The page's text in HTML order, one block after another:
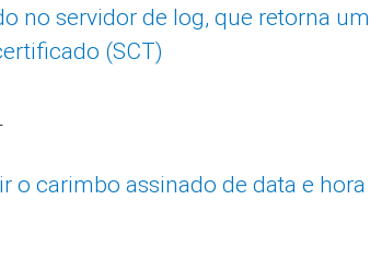
no servidor de log, que retorna
(SCT)
o carimbo assinado de data e hora